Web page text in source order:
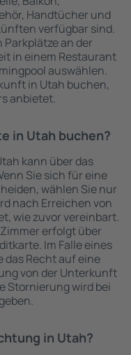
Handtücher und
verfügbar sind.
an der
in einem Restaurant
auswählen.
in Utah buchen,
anbietet.
in Utah buchen?
kann über das
Sie sich für eine
wählen Sie nur
nach Erreichen von
wie zuvor vereinbart.
erfolgt über
Im Falle eines
das Recht auf eine
von der Unterkunft
Stornierung wird bei
in Utah?